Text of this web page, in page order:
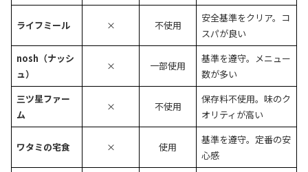
ライフミール × 不使用
安全基準をクリア。コ
スパが良い
nosh（ナッシ
ュ）
× 一部使用
基準を遵守。メニュー
数が多い
三ツ星ファー
ム
× 不使用
保存料不使用。味のク
オリティが高い
ワタミの宅食 × 使用
基準を遵守。定番の安
心感